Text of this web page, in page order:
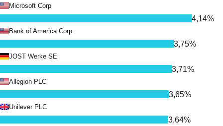
Microsoft Corp
4,14%
Bank of America Corp
3,75%
JOST Werke SE
3,71%
Allegion PLC
3,65%
Unilever PLC
3,64%